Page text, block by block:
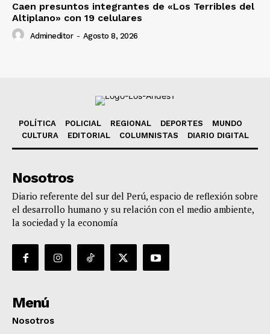
Caen presuntos integrantes de «Los Terribles del
Altiplano» con 19 celulares
Admineditor - Agosto 8, 2026
POLÍTICA POLICIAL REGIONAL DEPORTES
MUNDO
CULTURA
EDITORIAL COLUMNISTAS DIARIO DIGITAL
Nosotros
Diario referente del sur del Perú, espacio de reflexión sobre
el desarrollo humano y su relación con el medio ambiente,
la sociedad y la economía
Menú
Nosotros